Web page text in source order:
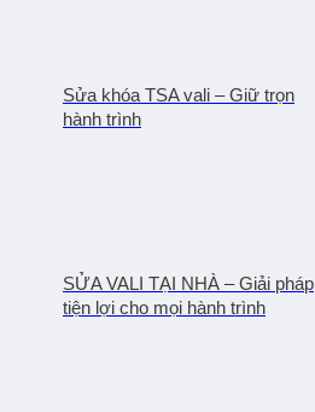
Sửa khóa TSA vali – Giữ trọn
hành trình
SỬA VALI TẠI NHÀ – Giải pháp
tiện lợi cho mọi hành trình